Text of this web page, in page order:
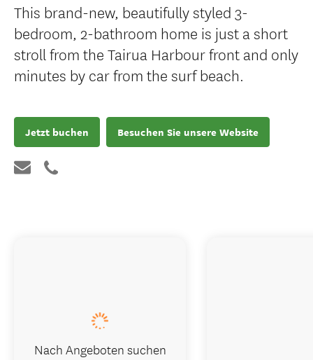
This brand-new, beautifully styled 3-
bedroom, 2-bathroom home is just a short
stroll from the Tairua Harbour front and only
minutes by car from the surf beach.
Jetzt buchen Besuchen Sie unsere Website
Nach Angeboten suchen